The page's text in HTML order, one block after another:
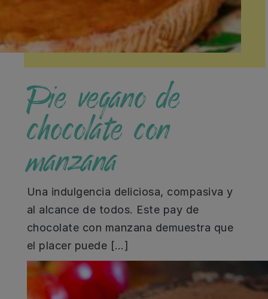
Pie vegano de
chocolate con
manzana
Una indulgencia deliciosa, compasiva y
al alcance de todos. Este pay de
chocolate con manzana demuestra que
el placer puede […]